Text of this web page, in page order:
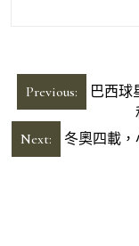
文
章
導
Previous:
巴西球
Next:
冬奧四載，